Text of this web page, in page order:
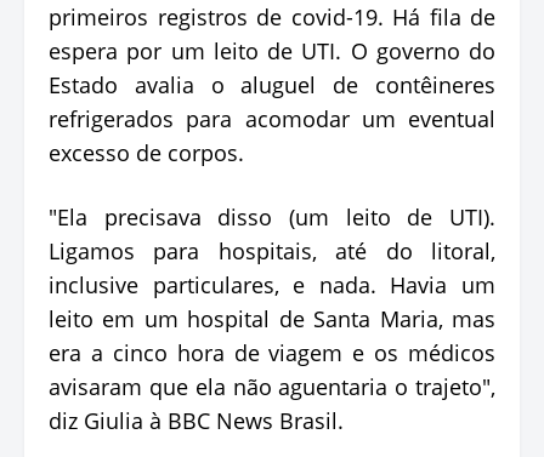
primeiros registros de covid-19. Há fila de
espera por um leito de UTI. O governo do
Estado avalia o aluguel de contêineres
refrigerados para acomodar um eventual
excesso de corpos.
"Ela precisava disso (um leito de UTI).
Ligamos para hospitais, até do litoral,
inclusive particulares, e nada. Havia um
leito em um hospital de Santa Maria, mas
era a cinco hora de viagem e os médicos
avisaram que ela não aguentaria o trajeto",
diz Giulia à BBC News Brasil.